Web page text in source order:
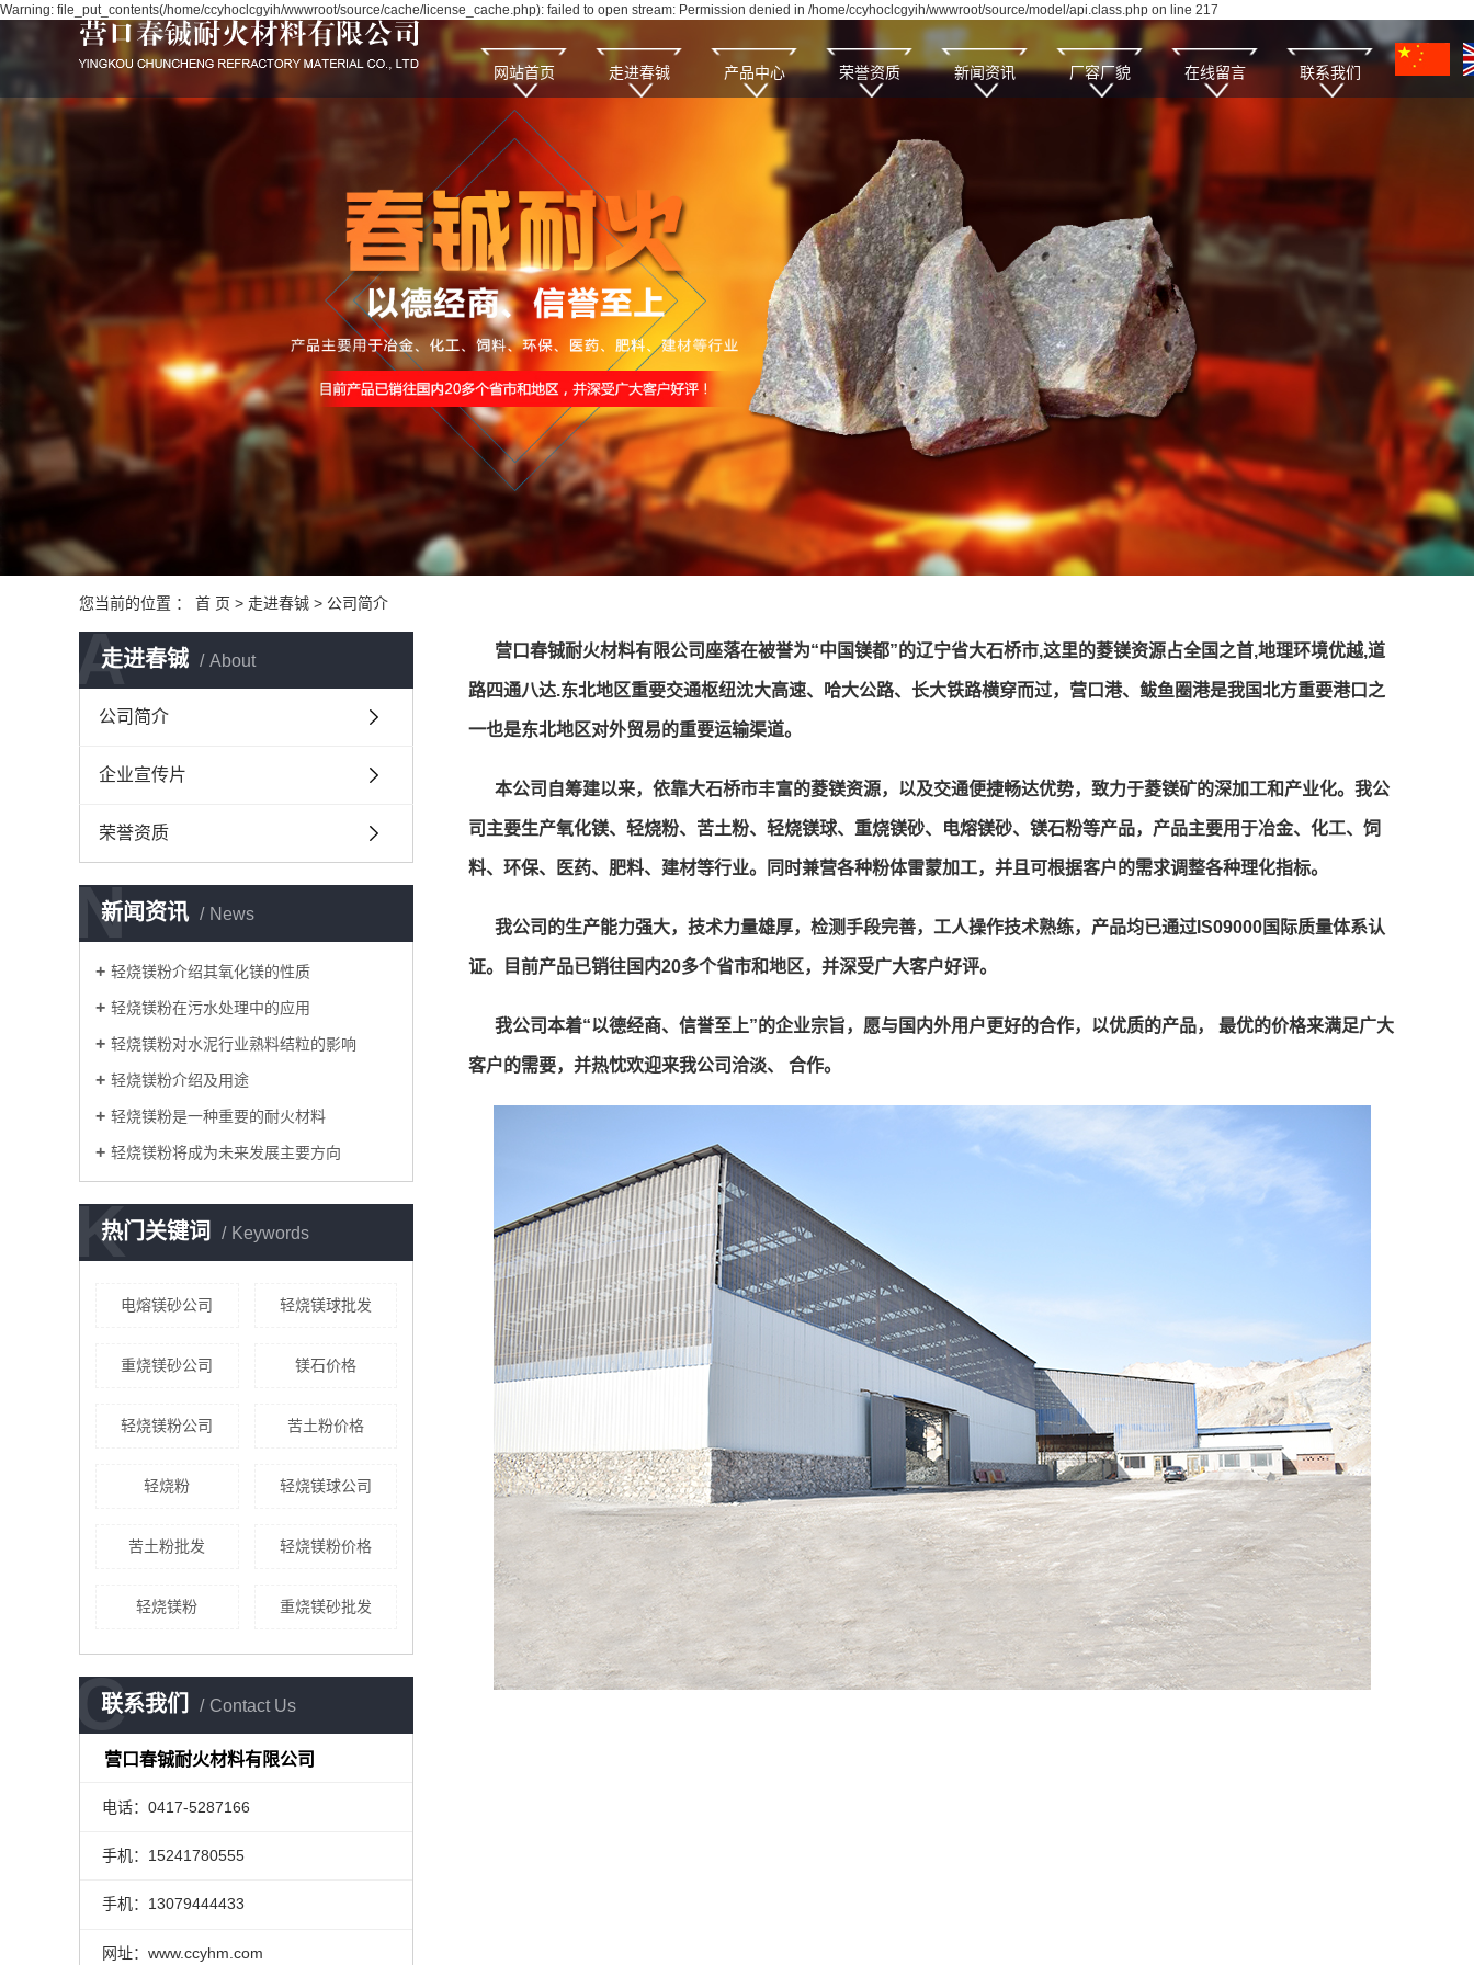
Warning: file_put_contents(/home/ccyhoclcgyih/wwwroot/source/cache/license_cache.php): failed to open stream: Permission denied in /home/ccyhoclcgyih/wwwroot/source/model/api.class.php on line 217
网站首页 走进春铖 产品中心 荣誉资质 新闻资讯 厂容厂貌 在线留言 联系我们
您当前的位置 ： 首 页 > 走进春铖 > 公司简介
走进春铖 About
A
公司简介
企业宣传片
荣誉资质
新闻资讯 News
N
轻烧镁粉介绍其氧化镁的性质
轻烧镁粉在污水处理中的应用
轻烧镁粉对水泥行业熟料结粒的影响
轻烧镁粉介绍及用途
轻烧镁粉是一种重要的耐火材料
轻烧镁粉将成为未来发展主要方向
热门关键词 Keywords
K
电熔镁砂公司 轻烧镁球批发
重烧镁砂公司 镁石价格
轻烧镁粉公司 苦土粉价格
轻烧粉 轻烧镁球公司
苦土粉批发 轻烧镁粉价格
轻烧镁粉 重烧镁砂批发
联系我们 Contact Us
C
营口春铖耐火材料有限公司
电话：0417-5287166
手机：15241780555
手机：13079444433
网址：www.ccyhm.com
营口春铖耐火材料有限公司座落在被誉为“中国镁都”的辽宁省大石桥市,这里的菱镁资源占全国之首,地理环境优越,道
路四通八达.东北地区重要交通枢纽沈大高速、哈大公路、长大铁路横穿而过，营口港、鲅鱼圈港是我国北方重要港口之
一也是东北地区对外贸易的重要运输渠道。
本公司自筹建以来，依靠大石桥市丰富的菱镁资源，以及交通便捷畅达优势，致力于菱镁矿的深加工和产业化。我公
司主要生产氧化镁、 轻烧粉、苦土粉、轻烧镁球、重烧镁砂、电熔镁砂、镁石粉等产品，产品主要用于冶金、化工、饲
料、环保、医药、肥料、建材等行业。同时兼营各种粉体雷蒙加工，并且可根据客户的需求调整各种理化指标。
我公司的生产能力强大，技术力量雄厚，检测手段完善，工人操作技术熟练，产品均已通过IS09000国际质量体系认
证。目前产品已销往国内20多个省市和地区，并深受广大客户好评。
我公司本着“以德经商、信誉至上”的企业宗旨，愿与国内外用户更好的合作，以优质的产品， 最优的价格来满足广大
客户的需要，并热忱欢迎来我公司洽淡、 合作。